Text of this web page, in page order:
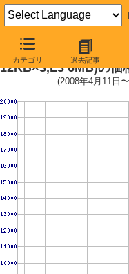
カテゴリ 過去記事
Phenom II X3 705e
12KB×3,L3 6MB)の価
(2008年4月11日